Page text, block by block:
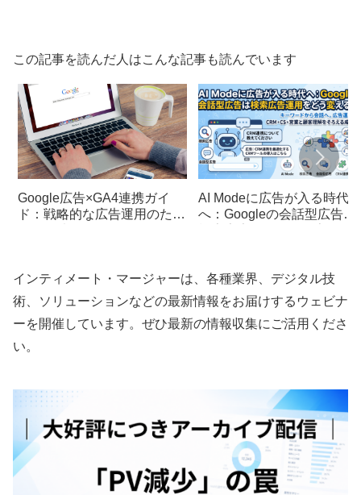
この記事を読んだ人はこんな記事も読んでいます
Google広告×GA4連携ガイ
ド：戦略的な広告運用のため
AI Modeに広告が入る時代
へ：Googleの会話型広告は
インティメート・マージャーは、各種業界、デジタル技
術、ソリューションなどの最新情報をお届けするウェビナ
ーを開催しています。ぜひ最新の情報収集にご活用くださ
い。